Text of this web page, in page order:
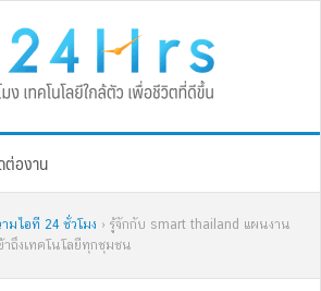
องาน
มไอที 24 ชั่วโมง › รู้จักกับ smart thailand แผนงาน
าถึงเทคโนโลยีทุกชุมชน